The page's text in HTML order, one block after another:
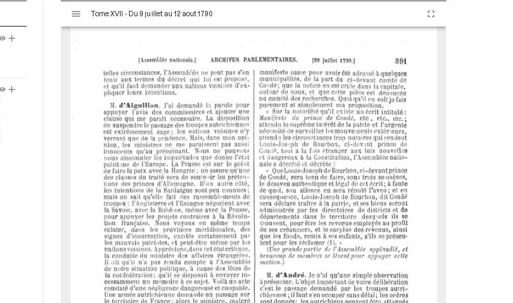
s
Tome XVII - Du 9 juillet au 12 aout 1790